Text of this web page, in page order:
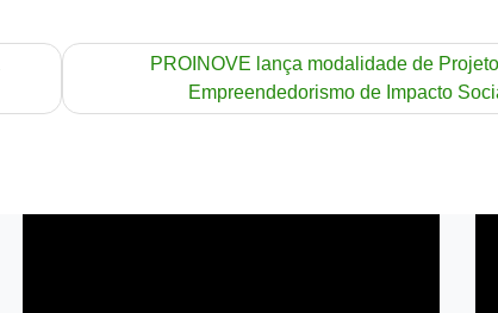
PROINOVE lança modalidade de
Empreendedorismo de Impacto